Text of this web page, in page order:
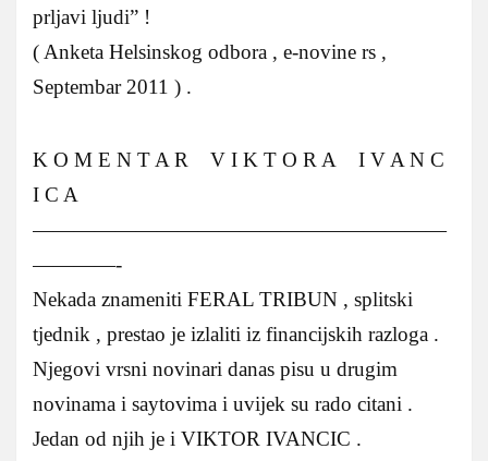
prljavi ljudi” !
( Anketa Helsinskog odbora , e-novine rs ,
Septembar 2011 ) .
K O M E N T A R V I K T O R A I V A N C
I C A
————————————————————
————-
Nekada znameniti FERAL TRIBUN , splitski
tjednik , prestao je izlaliti iz financijskih razloga .
Njegovi vrsni novinari danas pisu u drugim
novinama i saytovima i uvijek su rado citani .
Jedan od njih je i VIKTOR IVANCIC .